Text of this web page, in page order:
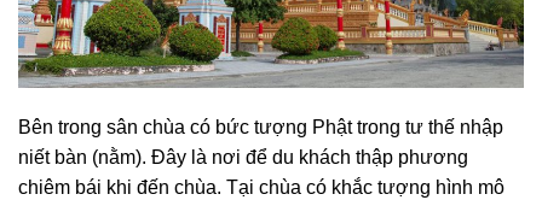
Bên trong sân chùa có bức tượng Phật trong tư thế nhập
niết bàn (nằm). Đây là nơi để du khách thập phương
chiêm bái khi đến chùa. Tại chùa có khắc tượng hình mô